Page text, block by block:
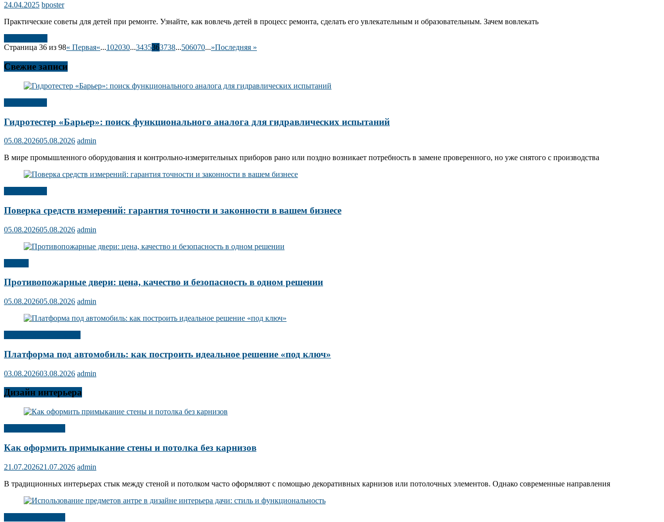
24.04.2025 bposter
Практические советы для детей при ремонте. Узнайте, как вовлечь детей в процесс ремонта, сделать его увлекательным и образовательным. Зачем вовлекать
Страница 36 из 98« Первая«...102030...3435363738...506070...»Последняя »
Свежие записи
Гидротестер «Барьер»: поиск функционального аналога для гидравлических испытаний
05.08.202605.08.2026 admin
В мире промышленного оборудования и контрольно-измерительных приборов рано или поздно возникает потребность в замене проверенного, но уже снятого с производства
Поверка средств измерений: гарантия точности и законности в вашем бизнесе
05.08.202605.08.2026 admin
Противопожарные двери: цена, качество и безопасность в одном решении
05.08.202605.08.2026 admin
Платформа под автомобиль: как построить идеальное решение «под ключ»
03.08.202603.08.2026 admin
Дизайн интерьера
Как оформить примыкание стены и потолка без карнизов
21.07.202621.07.2026 admin
В традиционных интерьерах стык между стеной и потолком часто оформляют с помощью декоративных карнизов или потолочных элементов. Однако современные направления